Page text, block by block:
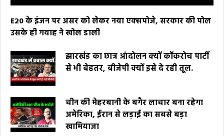
E20 के इंजन पर असर को लेकर नया एक्सपोजे, सरकार की पोल
उसके ही गवाह ने खोल डाली
झारखंड का छात्र आंदोलन क्यों कॉकरोच पार्टी
से भी बेहतर, बीजेपी क्यों इसे दे रही तूल.
चीन की मेहरबानी के बगैर लाचार बना रहेगा
अमेरिका, ईरान से लड़ाई का सबसे बड़ा
खामियाजा